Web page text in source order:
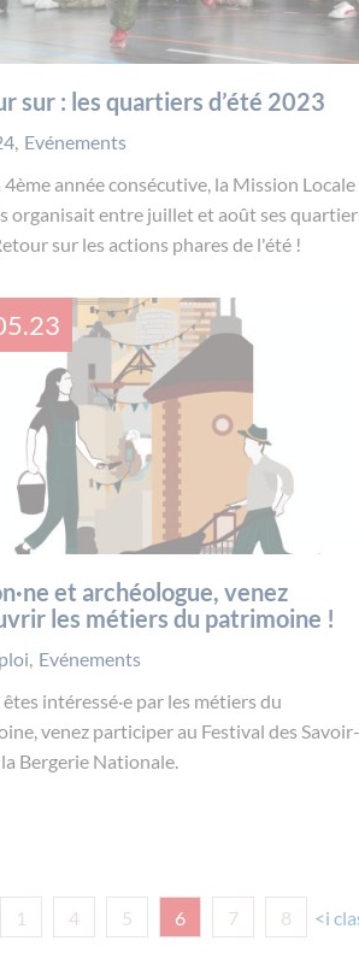
sur : les quartiers d’été 2023
Evénements
4ème année consécutive, la Mission Locale
organisait entre juillet et août ses
sur les actions phares de l'été !
et archéologue, venez
les métiers du patrimoine !
Evénements
êtes intéressé·e par les métiers du
venez participer au Festival des Savoir-
Bergerie Nationale.
1 4 5 6 7 8 <i